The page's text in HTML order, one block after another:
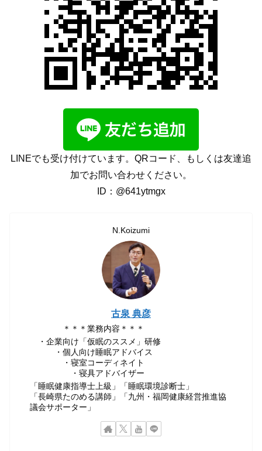
LINEでも受け付けています。QRコード、もしくは友達追
加でお問い合わせください。
ID：@641ytmgx
N.Koizumi
古泉 典彦
＊＊＊業務内容＊＊＊
・企業向け「仮眠のススメ」研修
・個人向け睡眠アドバイス
・寝室コーディネイト
・寝具アドバイザー
「睡眠健康指導士上級」「睡眠環境診断士」
「長崎県たのめる講師」「九州・福岡健康経営推進協
議会サポーター」